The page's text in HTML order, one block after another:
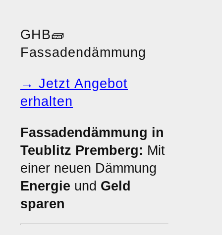
GHB🧱
Fassadendämmung
→ Jetzt Angebot
erhalten
Fassadendämmung in
Teublitz Premberg: Mit
einer neuen Dämmung
Energie und Geld
sparen